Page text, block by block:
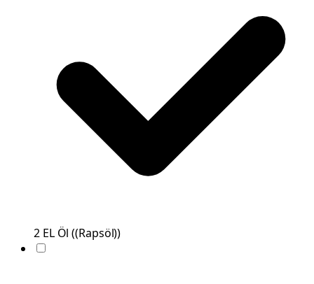
2 EL Öl ((Rapsöl))